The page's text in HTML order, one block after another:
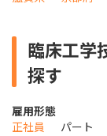
臨床工学
探す
雇用形態
正社員
パート